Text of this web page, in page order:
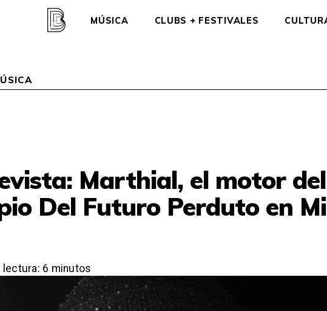
MÚSICA CLUBS + FESTIVALES
Marthial, el motor del
Del Futuro Perduto en
lectura: 6 minutos